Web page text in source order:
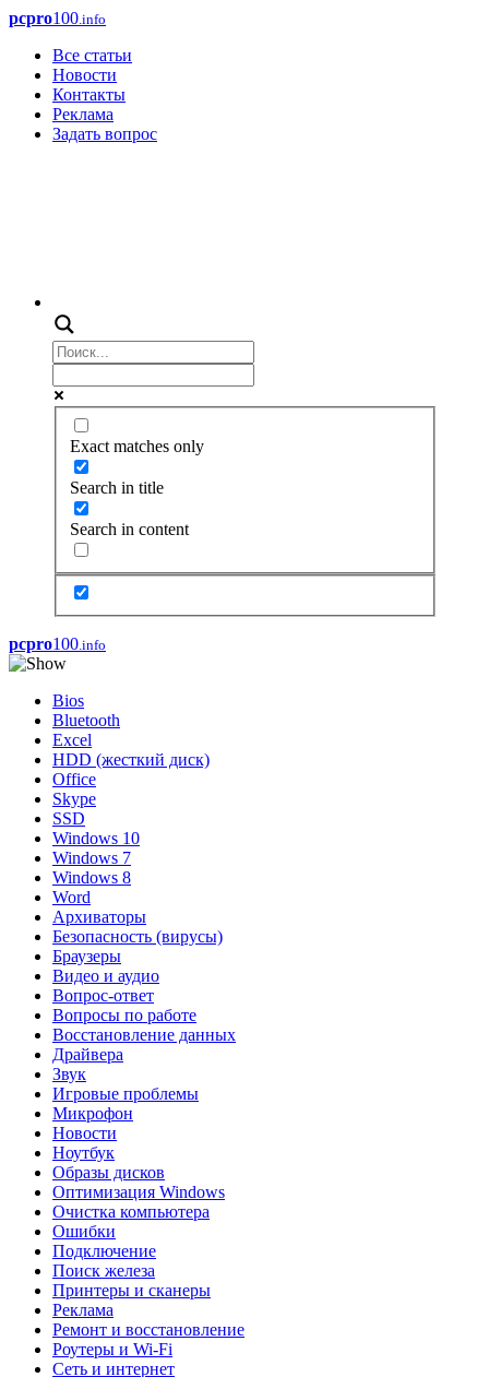
pcpro100.info
Все статьи
Новости
Контакты
Реклама
Задать вопрос
Exact matches only
Search in title
Search in content
pcpro100.info
Bios
Bluetooth
Excel
HDD (жесткий диск)
Office
Skype
SSD
Windows 10
Windows 7
Windows 8
Word
Архиваторы
Безопасность (вирусы)
Браузеры
Видео и аудио
Вопрос-ответ
Вопросы по работе
Восстановление данных
Драйвера
Звук
Игровые проблемы
Микрофон
Новости
Ноутбук
Образы дисков
Оптимизация Windows
Очистка компьютера
Ошибки
Подключение
Поиск железа
Принтеры и сканеры
Реклама
Ремонт и восстановление
Роутеры и Wi-Fi
Сеть и интернет